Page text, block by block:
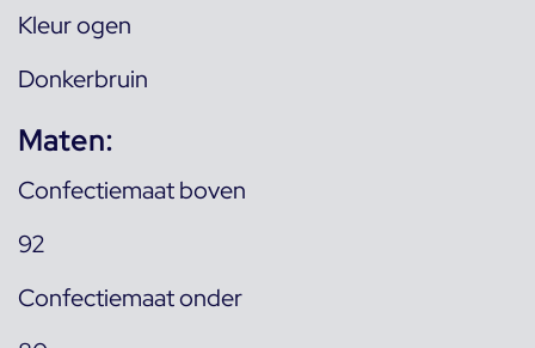
Kleur ogen
Donkerbruin
Maten:
Confectiemaat boven
92
Confectiemaat onder